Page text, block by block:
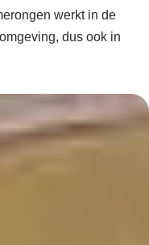
werkt in de
dus ook in